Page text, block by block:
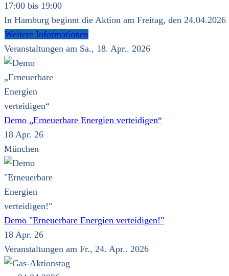
17:00 bis 19:00
In Hamburg beginnt die Aktion am Freitag, den
Weitere Informationen
Veranstaltungen am Sa., 18. Apr.. 2026
Demo „Erneuerbare Energien verteidigen“
18 Apr. 26
München
Demo "Erneuerbare Energien verteidigen!"
18 Apr. 26
Veranstaltungen am Fr., 24. Apr.. 2026